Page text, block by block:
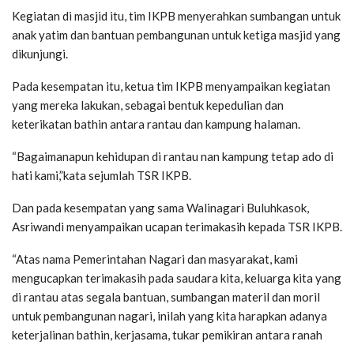
Kegiatan di masjid itu, tim IKPB menyerahkan sumbangan untuk
anak yatim dan bantuan pembangunan untuk ketiga masjid yang
dikunjungi.
Pada kesempatan itu, ketua tim IKPB menyampaikan kegiatan
yang mereka lakukan, sebagai bentuk kepedulian dan
keterikatan bathin antara rantau dan kampung halaman.
“Bagaimanapun kehidupan di rantau nan kampung tetap ado di
hati kami,”kata sejumlah TSR IKPB.
Dan pada kesempatan yang sama Walinagari Buluhkasok,
Asriwandi menyampaikan ucapan terimakasih kepada TSR IKPB.
“Atas nama Pemerintahan Nagari dan masyarakat, kami
mengucapkan terimakasih pada saudara kita, keluarga kita yang
di rantau atas segala bantuan, sumbangan materil dan moril
untuk pembangunan nagari, inilah yang kita harapkan adanya
keterjalinan bathin, kerjasama, tukar pemikiran antara ranah